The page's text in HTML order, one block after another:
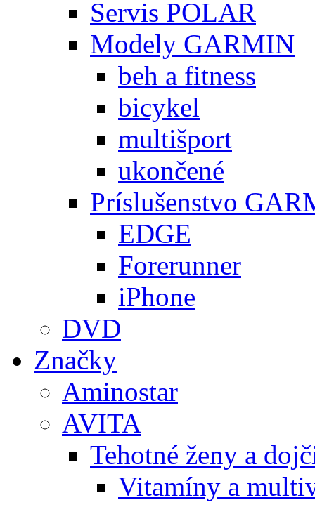
Servis POLAR
Modely GARMIN
beh a fitness
bicykel
multišport
ukončené
Príslušenstvo
EDGE
Forerunner
iPhone
DVD
Značky
Aminostar
AVITA
Tehotné ženy a
Vitamíny a